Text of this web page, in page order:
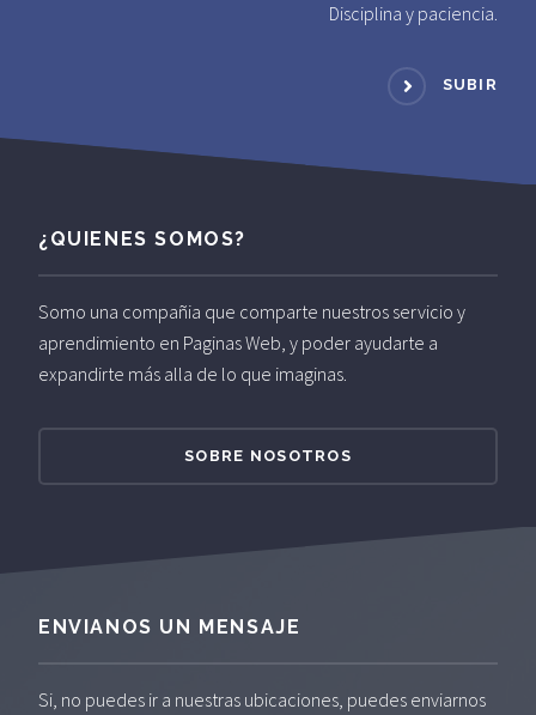
Disciplina y paciencia.
SUBIR
¿QUIENES SOMOS?
Somo una compañia que comparte nuestros servicio y
aprendimiento en Paginas Web, y poder ayudarte a
expandirte más alla de lo que imaginas.
SOBRE NOSOTROS
ENVIANOS UN MENSAJE
Si, no puedes ir a nuestras ubicaciones, puedes enviarnos